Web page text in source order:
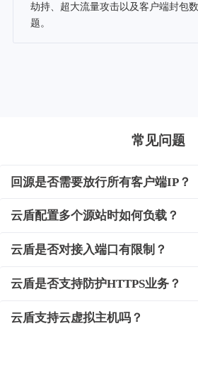
劫持、超大流量攻击以及客户端封包
题。
常见问题
回源是否需要放行所有客户端IP？
云盾配置多个源站时如何负载？
云盾是否对接入端口有限制？
云盾是否支持防护HTTPS业务？
云盾支持云虚拟主机吗？